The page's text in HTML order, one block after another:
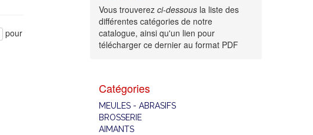
pour
Vous trouverez ci-dessousla liste des
différentes catégories de notre
catalogue, ainsi qu'un lien pour
télécharger ce dernier au format PDF
Catégories
MEULES - ABRASIFS
BROSSERIE
AIMANTS